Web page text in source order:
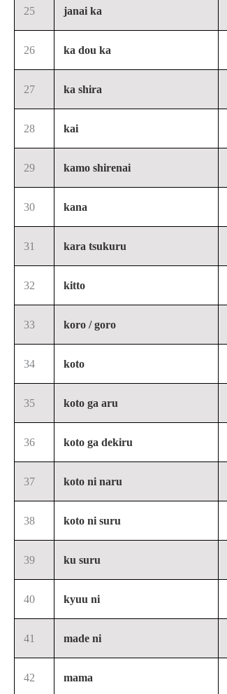
25 janai ka
26 ka dou ka
27 ka shira
28 kai
29 kamo shirenai
30 kana
31 kara tsukuru
32 kitto
33 koro / goro
34 koto
35 koto ga aru
36 koto ga dekiru
37 koto ni naru
38 koto ni suru
39 ku suru
40 kyuu ni
41 made ni
42 mama